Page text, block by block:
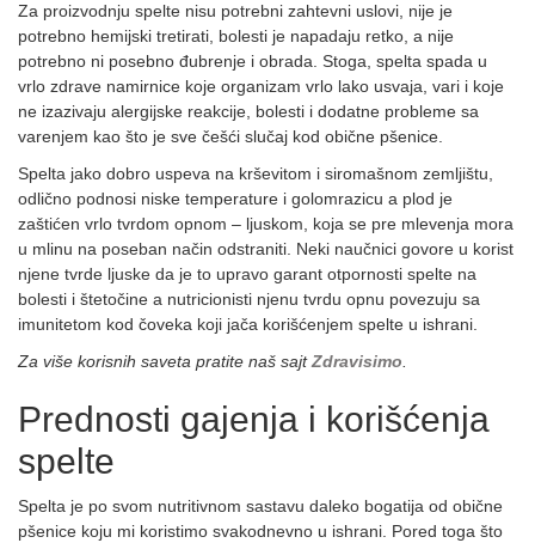
Za proizvodnju spelte nisu potrebni zahtevni uslovi, nije je
potrebno hemijski tretirati, bolesti je napadaju retko, a nije
potrebno ni posebno đubrenje i obrada. Stoga, spelta spada u
vrlo zdrave namirnice koje organizam vrlo lako usvaja, vari i koje
ne izazivaju alergijske reakcije, bolesti i dodatne probleme sa
varenjem kao što je sve češći slučaj kod obične pšenice.
Spelta jako dobro uspeva na krševitom i siromašnom zemljištu,
odlično podnosi niske temperature i golomrazicu a plod je
zaštićen vrlo tvrdom opnom – ljuskom, koja se pre mlevenja mora
u mlinu na poseban način odstraniti. Neki naučnici govore u korist
njene tvrde ljuske da je to upravo garant otpornosti spelte na
bolesti i štetočine a nutricionisti njenu tvrdu opnu povezuju sa
imunitetom kod čoveka koji jača korišćenjem spelte u ishrani.
Za više korisnih saveta pratite naš sajtZdravisimo.
Prednosti gajenja i korišćenja
spelte
Spelta je po svom nutritivnom sastavu daleko bogatija od obične
pšenice koju mi koristimo svakodnevno u ishrani. Pored toga što